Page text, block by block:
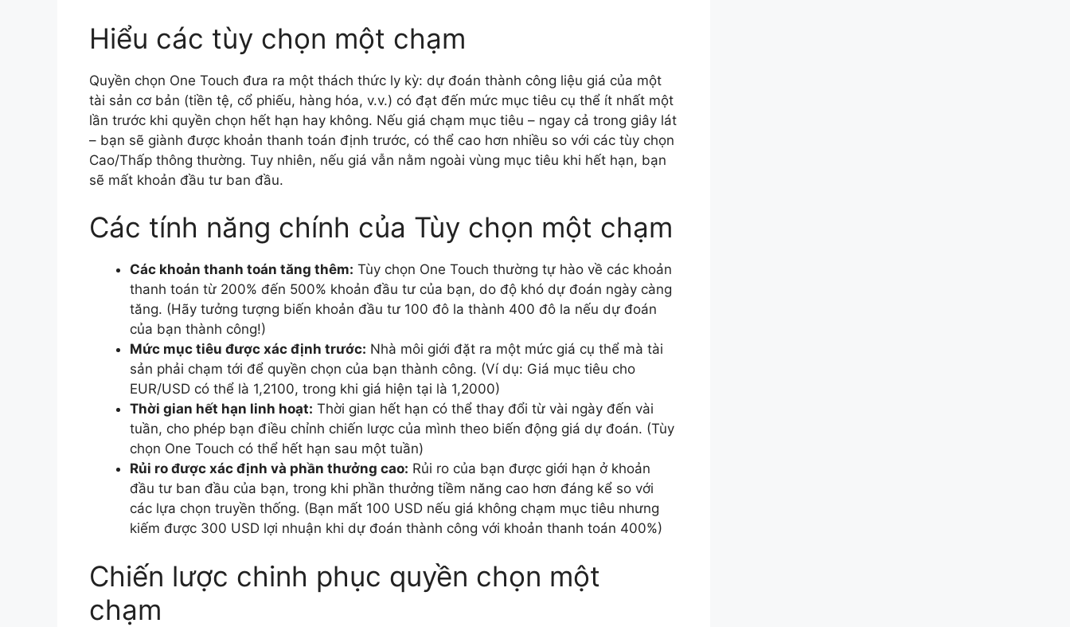
Hiểu các tùy chọn một chạm
Quyền chọn One Touch đưa ra một thách thức ly kỳ: dự đoán thành công liệu giá của một
tài sản cơ bản (tiền tệ, cổ phiếu, hàng hóa, v.v.) có đạt đến mức mục tiêu cụ thể ít nhất một
lần trước khi quyền chọn hết hạn hay không. Nếu giá chạm mục tiêu – ngay cả trong giây lát
– bạn sẽ giành được khoản thanh toán định trước, có thể cao hơn nhiều so với các tùy chọn
Cao/Thấp thông thường. Tuy nhiên, nếu giá vẫn nằm ngoài vùng mục tiêu khi hết hạn, bạn
sẽ mất khoản đầu tư ban đầu.
Các tính năng chính của Tùy chọn một chạm
Các khoản thanh toán tăng thêm: Tùy chọn One Touch thường tự hào về các khoản
thanh toán từ 200% đến 500% khoản đầu tư của bạn, do độ khó dự đoán ngày càng
tăng. (Hãy tưởng tượng biến khoản đầu tư 100 đô la thành 400 đô la nếu dự đoán
của bạn thành công!)
Mức mục tiêu được xác định trước: Nhà môi giới đặt ra một mức giá cụ thể mà tài
sản phải chạm tới để quyền chọn của bạn thành công. (Ví dụ: Giá mục tiêu cho
EUR/USD có thể là 1,2100, trong khi giá hiện tại là 1,2000)
Thời gian hết hạn linh hoạt: Thời gian hết hạn có thể thay đổi từ vài ngày đến vài
tuần, cho phép bạn điều chỉnh chiến lược của mình theo biến động giá dự đoán. (Tùy
chọn One Touch có thể hết hạn sau một tuần)
Rủi ro được xác định và phần thưởng cao: Rủi ro của bạn được giới hạn ở khoản
đầu tư ban đầu của bạn, trong khi phần thưởng tiềm năng cao hơn đáng kể so với
các lựa chọn truyền thống. (Bạn mất 100 USD nếu giá không chạm mục tiêu nhưng
kiếm được 300 USD lợi nhuận khi dự đoán thành công với khoản thanh toán 400%)
Chiến lược chinh phục quyền chọn một
chạm